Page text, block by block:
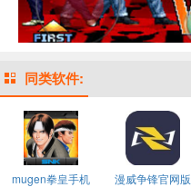
同类软件:
mugen拳皇手机
漫威争锋官网版